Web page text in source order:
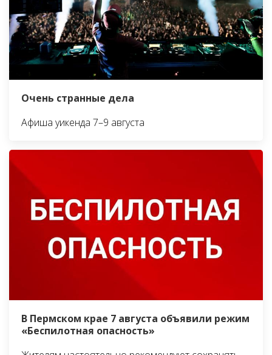
Очень странные дела
Афиша уикенда 7–9 августа
В Пермском крае 7 августа объявили режим
«Беспилотная опасность»